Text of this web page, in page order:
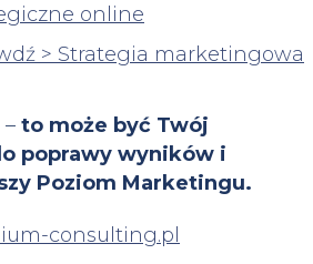
online
> Strategia marketingowa
to może być Twój
poprawy wyników i
Poziom Marketingu.
consulting.pl